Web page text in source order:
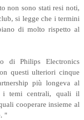
non sono stati resi noti,
si legge che i termini
di molto rispetto al
di Philips Electronics
questi ulteriori cinque
più longeva al
i temi centrali, quali il
cooperare insieme al
"